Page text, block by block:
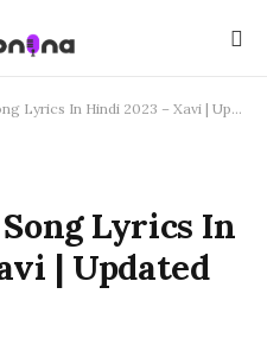
In Hindi 2023 – Xavi | Updated 2024
Lyrics In
| Updated